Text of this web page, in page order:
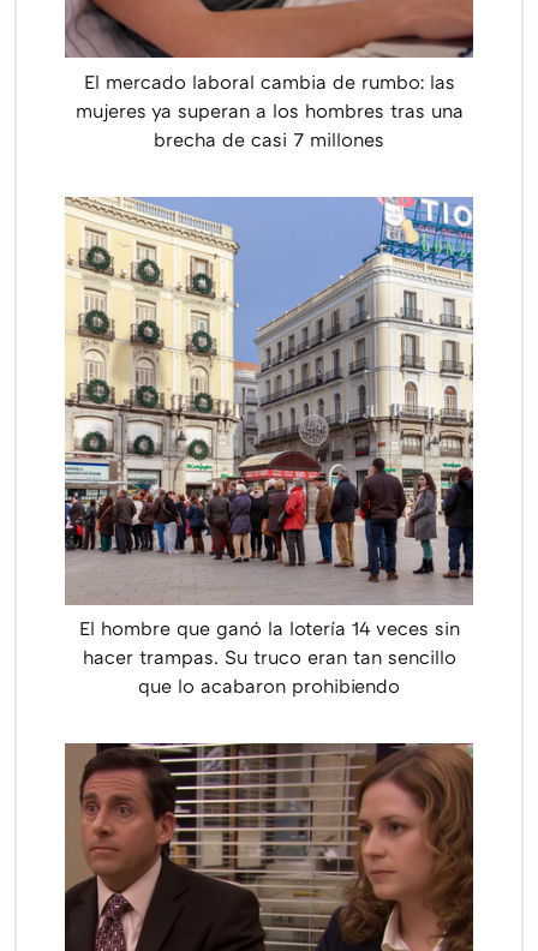
El mercado laboral cambia de rumbo: las
mujeres ya superan a los hombres tras una
brecha de casi 7 millones
El hombre que ganó la lotería 14 veces sin
hacer trampas. Su truco eran tan sencillo
que lo acabaron prohibiendo